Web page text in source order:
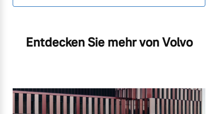
Entdecken Sie mehr von Volvo